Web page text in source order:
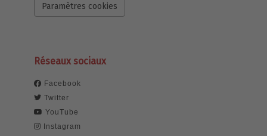
Paramètres cookies
Réseaux sociaux
Facebook
Twitter
YouTube
Instagram